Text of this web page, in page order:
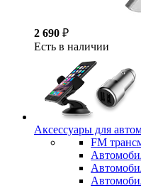
2 690 ₽
Есть в наличии
Аксессуары для
FM